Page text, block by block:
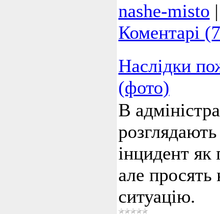
nashe-misto
Коментарі
Наслідки
(фото)
В
інцидент
але просять
ситуацію.